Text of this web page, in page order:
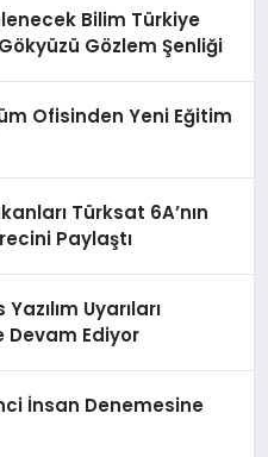
Bilim Türkiye
Gözlem Şenliği
Ofisinden Yeni Eğitim
Türksat 6A’nın
Paylaştı
Uyarıları
Devam Ediyor
İnsan Denemesine